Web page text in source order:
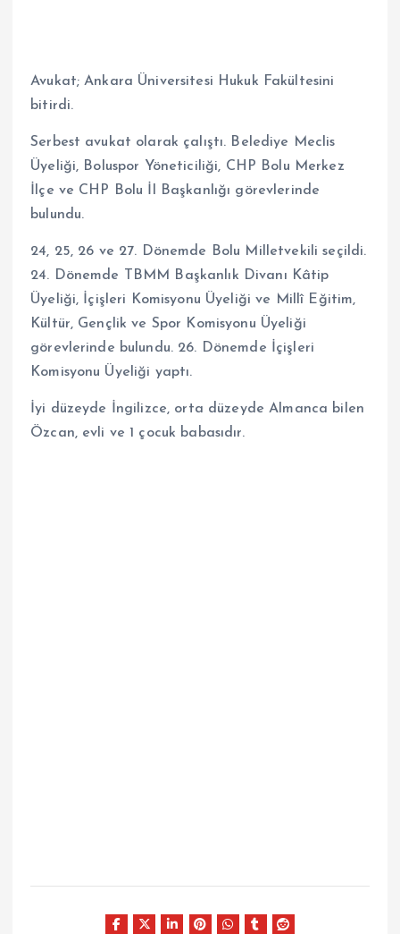
Avukat; Ankara Üniversitesi Hukuk Fakültesini
bitirdi.
Serbest avukat olarak çalıştı. Belediye Meclis
Üyeliği, Boluspor Yöneticiliği, CHP Bolu Merkez
İlçe ve CHP Bolu İl Başkanlığı görevlerinde
bulundu.
24, 25, 26 ve 27. Dönemde Bolu Milletvekili seçildi.
24. Dönemde TBMM Başkanlık Divanı Kâtip
Üyeliği, İçişleri Komisyonu Üyeliği ve Millî Eğitim,
Kültür, Gençlik ve Spor Komisyonu Üyeliği
görevlerinde bulundu. 26. Dönemde İçişleri
Komisyonu Üyeliği yaptı.
İyi düzeyde İngilizce, orta düzeyde Almanca bilen
Özcan, evli ve 1 çocuk babasıdır.